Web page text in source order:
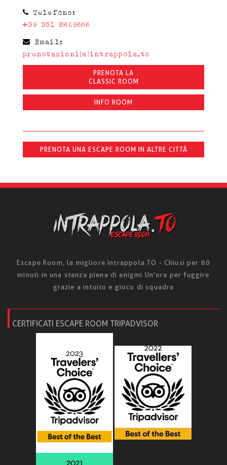
Telefono:
+39 351 8609666
Email:
prenotazioni(a)intrappola.to
PRENOTA LA
CLASSIC ROOM
INFO ROOM
PRENOTA UNA ESCAPE ROOM IN ALTRE CITTÀ
Escape Room, la migliore Intrappola.TO - Chiusi per 60
minuti in una stanza piena di enigmi Un'ora per fuggire
grazie a intuito e gioco di squadra
CERTIFICATI ESCAPE ROOM TRIPADVISOR